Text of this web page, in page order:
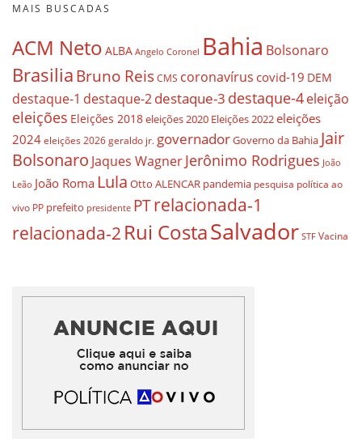
MAIS BUSCADAS
ACM Neto ALBA Angelo Coronel Bahia Bolsonaro
BrasiliaBruno ReisCMS coronavírus covid-19 DEM
destaque-1 destaque-2destaque-3 destaque-4eleição
eleições Eleições 2018eleições 2020 Eleições 2022eleições
2024 eleições 2026 geraldo jr. governadorGoverno da Bahia Jair
Bolsonaro Jaques WagnerJerônimo Rodrigues João
Leão João Roma Lula Otto ALENCAR pandemia pesquisa política ao
vivo PP prefeito presidente PTrelacionada-1
relacionada-2 Rui CostaSalvador STF Vacina